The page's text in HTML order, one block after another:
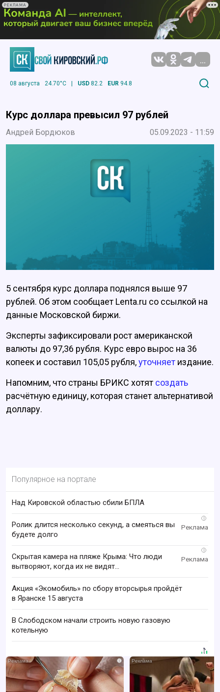
РЕКЛАМА
...
08 августа 24.70°C | USD 82.2 EUR 94.8
Курс доллара превысил 97 рублей
Андрей Бордюков 05.09.2023 - 11:59
5 сентября курс доллара поднялся выше 97
рублей. Об этом сообщает Lenta.ru со ссылкой на
данные Московской биржи.
Эксперты зафиксировали рост американской
валюты до 97,36 рубля. Курс евро вырос на 36
копеек и составил 105,05 рубля,уточняет издание.
Напомним, что страны БРИКС хотят создать
расчётную единицу, которая станет альтернативой
доллару.
Популярное на портале
Над Кировской областью сбили БПЛА
i
Ролик длится несколько секунд, а смеяться вы
будете долго
i
Скрытая камера на пляже Крыма: Что люди
вытворяют, когда их не видят...
Акция «Экомобиль» по сбору вторсырья пройдёт
в Яранске 15 августа
В Слободском начали строить новую газовую
котельную
i